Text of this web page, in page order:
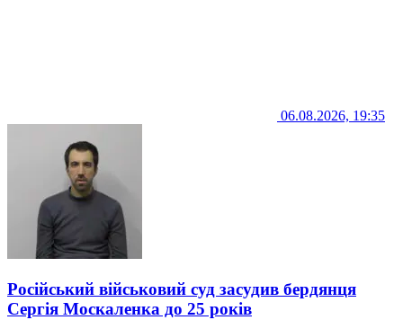
06.08.2026, 19:35
Російський військовий суд засудив бердянця
Сергія Москаленка до 25 років